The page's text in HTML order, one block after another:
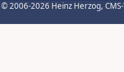
© 2006-2026 Heinz Herzog,